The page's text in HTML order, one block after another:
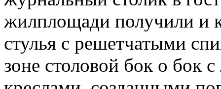
жилплощади получили и
стулья с решетчатыми
зоне столовой бок о бок